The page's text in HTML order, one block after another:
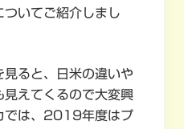
ついてご紹介しまし
見ると、日米の違いや
えてくるので大変興
では、2019年度はプ